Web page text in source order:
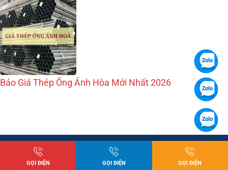
Báo Giá Thép Ống Ánh Hòa Mới Nhất 2026
GỌI ĐIỆN GỌI ĐIỆN GỌI ĐIỆN